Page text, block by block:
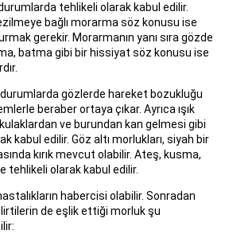
tehlikeli olarak kabul edilir.
bağlı morarma söz konusu ise
gerekir. Morarmanın yanı sıra gözde
batma gibi bir hissiyat söz konusu ise
durumlarda gözlerde hareket bozukluğu
beraber ortaya çıkar. Ayrıca ışık
ve burundan kan gelmesi gibi
kabul edilir. Göz altı morlukları, siyah bir
kırık mevcut olabilir. Ateş, kusma,
tehlikeli olarak kabul edilir.
habercisi olabilir. Sonradan
de eşlik ettiği morluk şu